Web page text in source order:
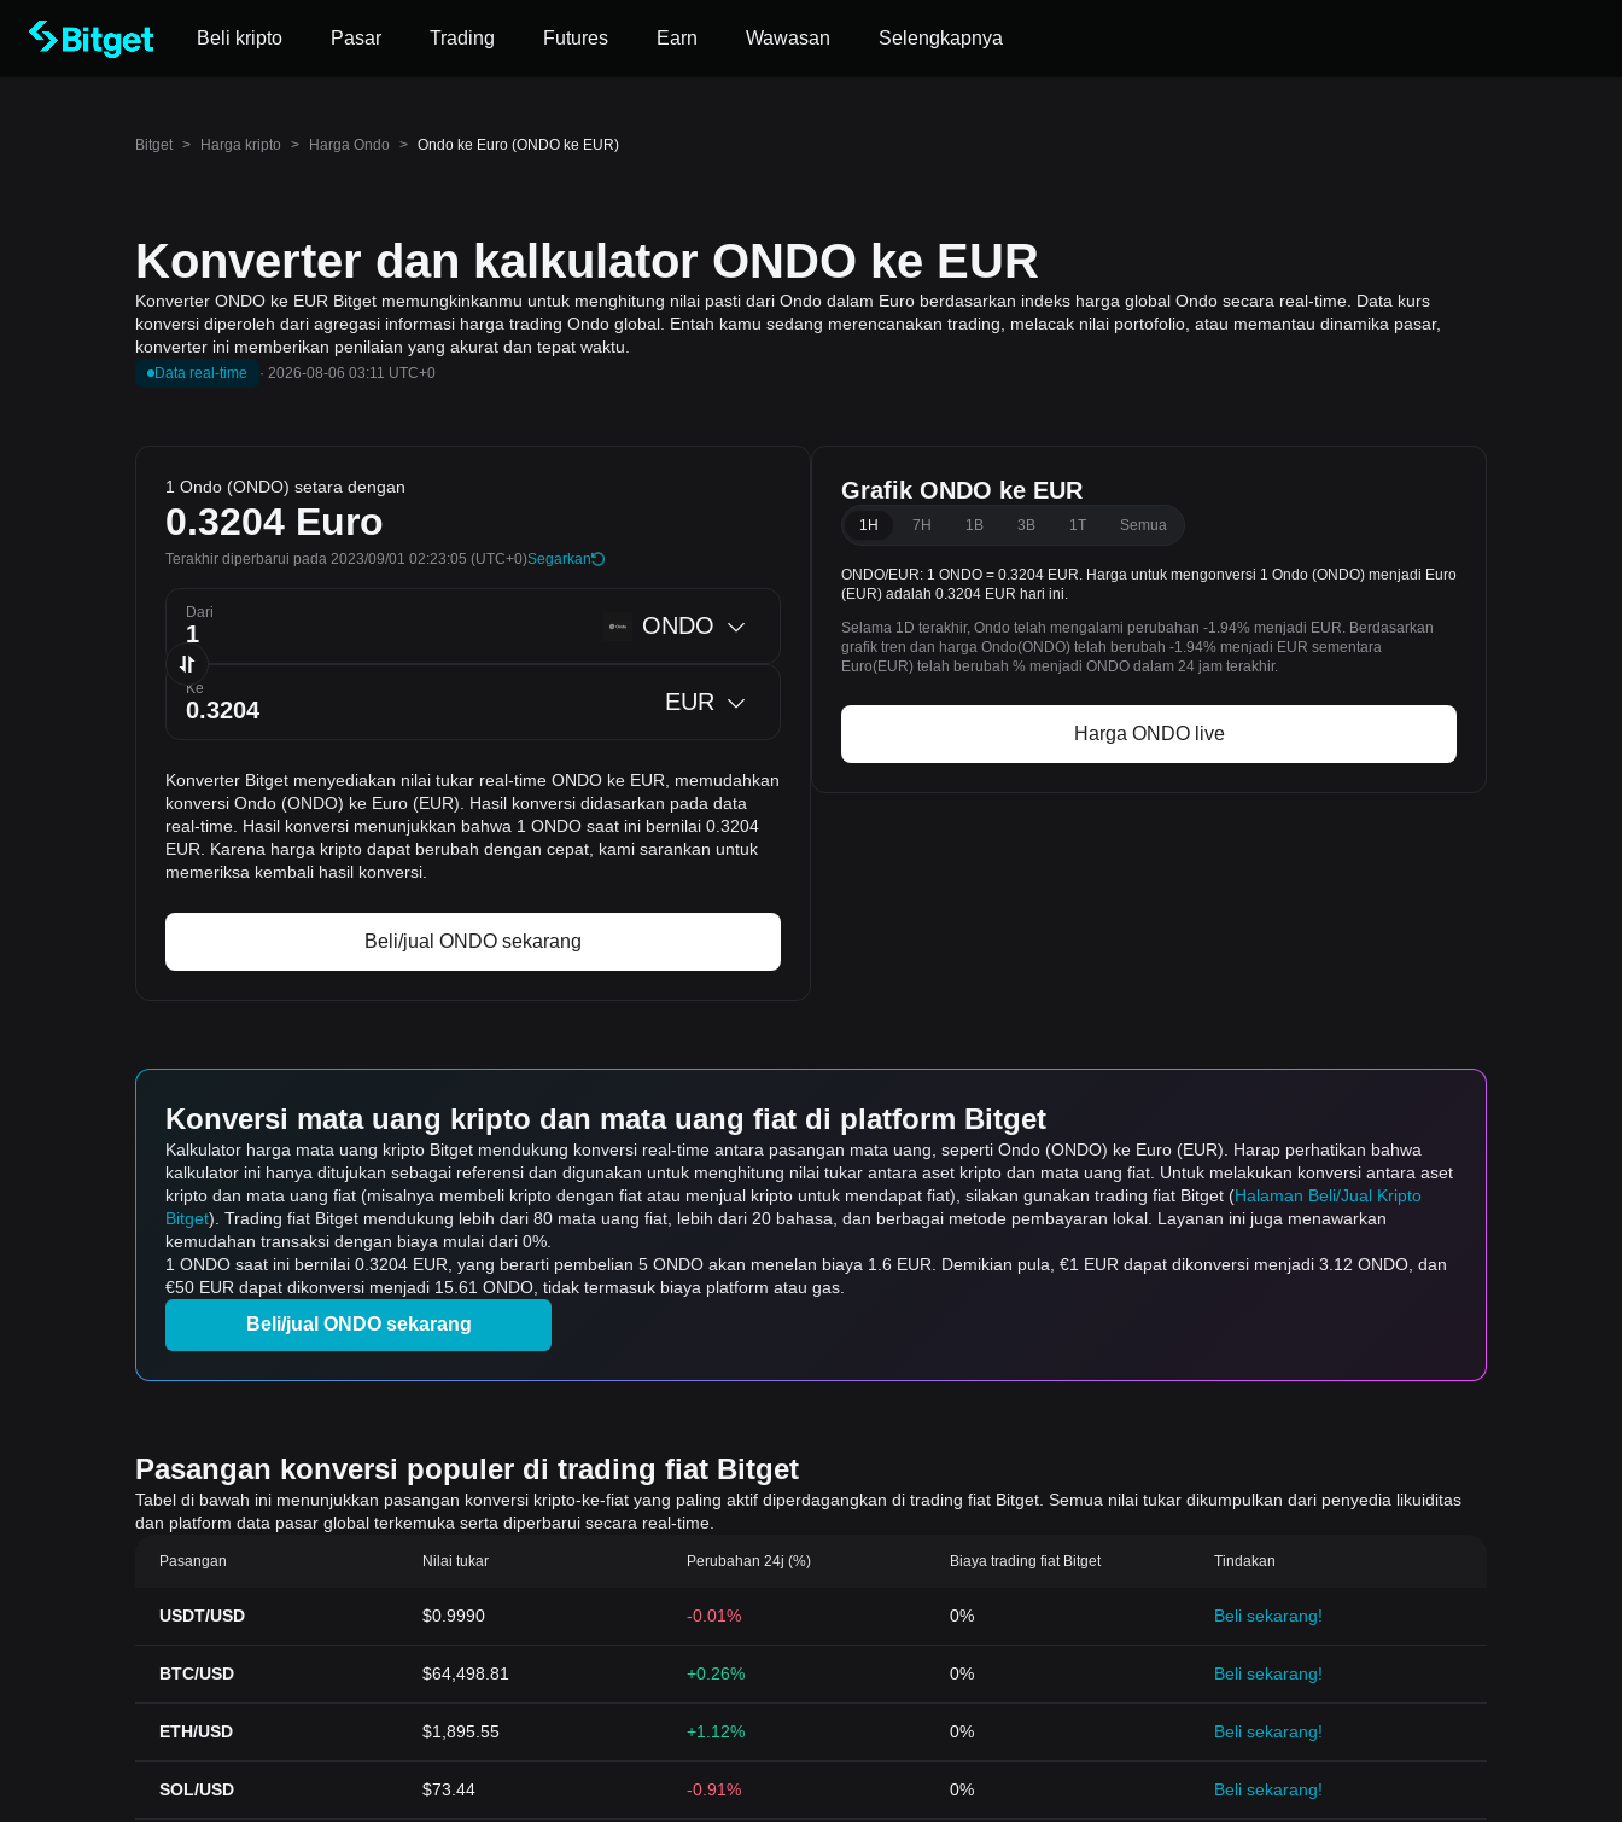
Beli kripto Pasar Trading Futures Earn Wawasan Selengkapnya
Bitget > Harga kripto > Harga Ondo > Ondo ke Euro (ONDO ke EUR)
Konverter dan kalkulator ONDO ke EUR
Konverter ONDO ke EUR Bitget memungkinkanmu untuk menghitung nilai pasti dari Ondo dalam Euro berdasarkan indeks harga global Ondo secara real-time. Data kurs
konversi diperoleh dari agregasi informasi harga trading Ondo global. Entah kamu sedang merencanakan trading, melacak nilai portofolio, atau memantau dinamika pasar,
konverter ini memberikan penilaian yang akurat dan tepat waktu.
Data real-time · 2026-08-06 03:11 UTC+0
1 Ondo (ONDO) setara dengan
0.3204 Euro
Terakhir diperbarui pada 2023/09/01 02:23:05 (UTC+0)Segarkan
Dari ONDO
Ke EUR
Konverter Bitget menyediakan nilai tukar real-time ONDO ke EUR, memudahkan
konversi Ondo (ONDO) ke Euro (EUR). Hasil konversi didasarkan pada data
real-time. Hasil konversi menunjukkan bahwa 1 ONDO saat ini bernilai 0.3204
EUR. Karena harga kripto dapat berubah dengan cepat, kami sarankan untuk
memeriksa kembali hasil konversi.
Beli/jual ONDO sekarang
Grafik ONDO ke EUR
1H 7H 1B 3B 1T Semua
ONDO/EUR: 1 ONDO = 0.3204 EUR. Harga untuk mengonversi 1 Ondo (ONDO) menjadi Euro
(EUR) adalah 0.3204 EUR hari ini.
Selama 1D terakhir, Ondo telah mengalami perubahan -1.94% menjadi EUR. Berdasarkan
grafik tren dan harga Ondo(ONDO) telah berubah -1.94% menjadi EUR sementara
Euro(EUR) telah berubah % menjadi ONDO dalam 24 jam terakhir.
Harga ONDO live
Konversi mata uang kripto dan mata uang fiat di platform Bitget
Kalkulator harga mata uang kripto Bitget mendukung konversi real-time antara pasangan mata uang, seperti Ondo (ONDO) ke Euro (EUR). Harap perhatikan bahwa
kalkulator ini hanya ditujukan sebagai referensi dan digunakan untuk menghitung nilai tukar antara aset kripto dan mata uang fiat. Untuk melakukan konversi antara aset
kripto dan mata uang fiat (misalnya membeli kripto dengan fiat atau menjual kripto untuk mendapat fiat), silakan gunakan trading fiat Bitget (Halaman Beli/Jual Kripto
Bitget). Trading fiat Bitget mendukung lebih dari 80 mata uang fiat, lebih dari 20 bahasa, dan berbagai metode pembayaran lokal. Layanan ini juga menawarkan
kemudahan transaksi dengan biaya mulai dari 0%.
1 ONDO saat ini bernilai 0.3204 EUR, yang berarti pembelian 5 ONDO akan menelan biaya 1.6 EUR. Demikian pula, €1 EUR dapat dikonversi menjadi 3.12 ONDO, dan
€50 EUR dapat dikonversi menjadi 15.61 ONDO, tidak termasuk biaya platform atau gas.
Beli/jual ONDO sekarang
Pasangan konversi populer di trading fiat Bitget
Tabel di bawah ini menunjukkan pasangan konversi kripto-ke-fiat yang paling aktif diperdagangkan di trading fiat Bitget. Semua nilai tukar dikumpulkan dari penyedia likuiditas
dan platform data pasar global terkemuka serta diperbarui secara real-time.
Pasangan Nilai tukar Perubahan 24j (%) Biaya trading fiat Bitget Tindakan
USDT/USD $0.9990 -0.01% 0% Beli sekarang!
BTC/USD $64,498.81 +0.26% 0% Beli sekarang!
ETH/USD $1,895.55 +1.12% 0% Beli sekarang!
SOL/USD $73.44 -0.91% 0% Beli sekarang!